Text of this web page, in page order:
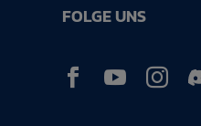
FOLGE UNS
  